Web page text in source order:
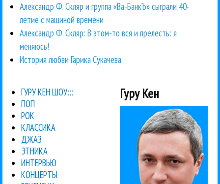
Александр Ф. Скляр и группа «Ва-БанкЪ» сыграли 40-
летие с машиной времени
Александр Ф. Скляр: В этом-то вся и прелесть: я
меняюсь!
История любви Гарика Сукачева
ГУРУ КЕН ШОУ:::
ПОП
РОК
КЛАССИКА
ДЖАЗ
ЭТНИКА
ИНТЕРВЬЮ
КОНЦЕРТЫ
Гуру Кен